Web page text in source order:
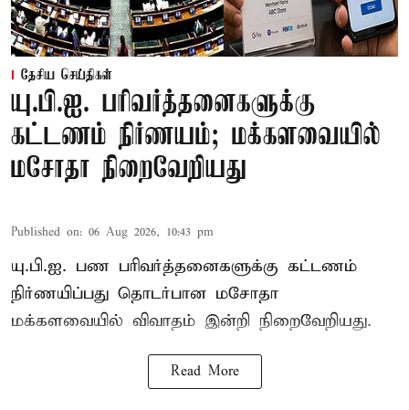
தேசிய செய்திகள்
யு.பி.ஐ. பரிவர்த்தனைகளுக்கு
கட்டணம் நிர்ணயம்; மக்களவையில்
மசோதா நிறைவேறியது
Published on: 06 Aug 2026, 10:43 pm
யு.பி.ஐ. பண பரிவர்த்தனைகளுக்கு கட்டணம்
நிர்ணயிப்பது தொடர்பான மசோதா
மக்களவையில் விவாதம் இன்றி நிறைவேறியது.
Read More